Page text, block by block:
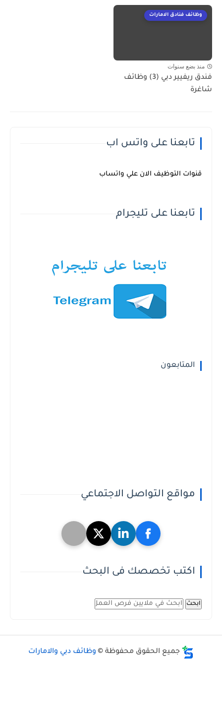
وظائف فنادق الامارات
منذ بضع سنوات
فندق ريفيير دبي (3) وظائف
شاغرة
تابعنا على واتس اب
قنوات التوظيف الان علي واتساب
تابعنا على تليجرام
المتابعون
مواقع التواصل الاجتماعي
اكتب تخصصك فى البحث
ابحث
جميع الحقوق محفوظة © وظائف دبي والامارات